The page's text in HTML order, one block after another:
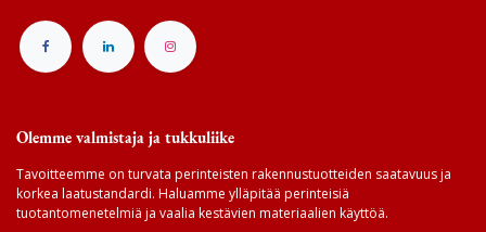
Olemme valmistaja ja tukkuliike
Tavoitteemme on turvata perinteisten rakennustuotteiden saatavuus ja
korkea laatustandardi. Haluamme ylläpitää perinteisiä
tuotantomenetelmiä ja vaalia kestävien materiaalien käyttöä.